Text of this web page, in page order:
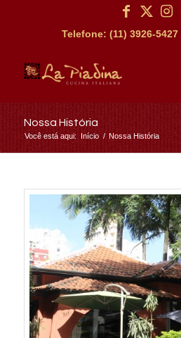
Telefone: (11) 3926-5427
Nossa História
Você está aqui: Início / Nossa História